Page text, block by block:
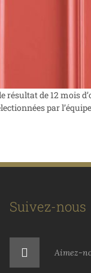
résultat de 12
par
Suivez-nous
Aimez-